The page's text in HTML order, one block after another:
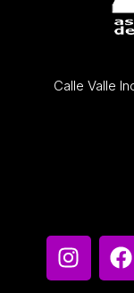
Calle Valle